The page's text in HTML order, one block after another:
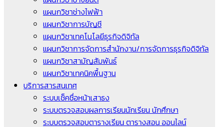
แผนกวิชาช่างไฟฟ้า
แผนกวิชาการบัญชี
แผนกวิชาเทคโนโลยีธุรกิจดิจิทัล
แผนกวิชาการจัดการสำนักงาน/การจัดการธุรกิจดิจิทัล
แผนกวิชาสามัญสัมพันธ์
แผนกวิชาเทคนิคพื้นฐาน
บริการสารสนเทศ
ระบบเช็คชื่อหน้าเสาธง
ระบบตรวจสอบผลการเรียนนักเรียน นักศึกษา
ระบบตรวจสอบตารางเรียน ตารางสอน ออนไลน์